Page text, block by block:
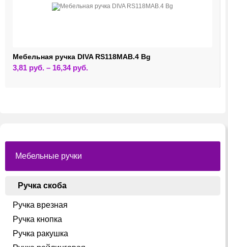
Мебельная ручка DIVA RS118MAB.4 Bg
3,81 руб. – 16,34 руб.
Мебельные ручки
Ручка скоба
Ручка врезная
Ручка кнопка
Ручка ракушка